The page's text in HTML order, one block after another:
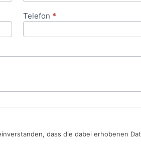
Telefon *
dass die dabei erhobenen